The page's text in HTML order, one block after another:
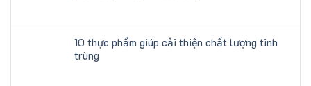
10 thực phẩm giúp cải thiện chất lượng tinh
trùng